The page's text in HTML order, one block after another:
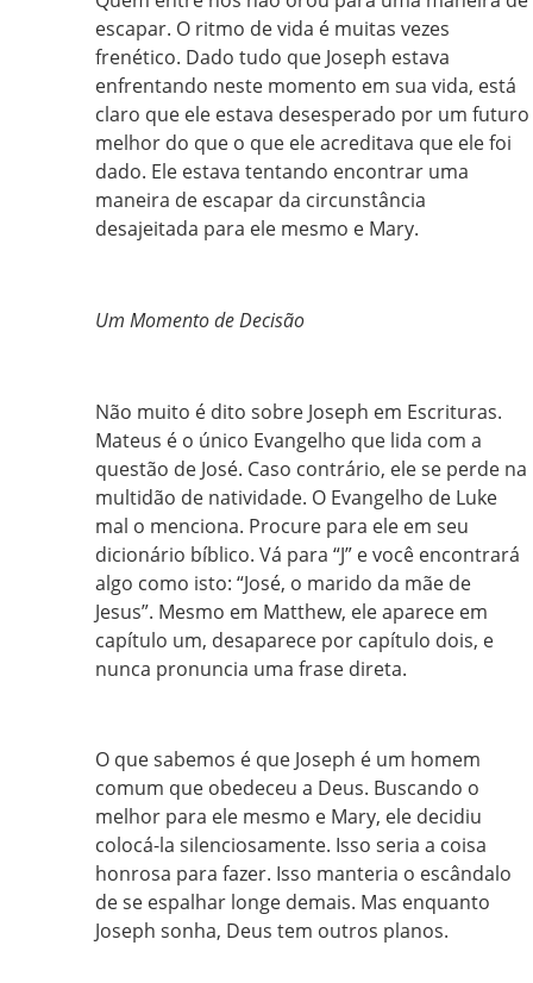
escapar. O ritmo de vida é muitas vezes
frenético. Dado tudo que Joseph estava
enfrentando neste momento em sua vida, está
claro que ele estava desesperado por um futuro
melhor do que o que ele acreditava que ele foi
dado. Ele estava tentando encontrar uma
maneira de escapar da circunstância
desajeitada para ele mesmo e Mary.
Um Momento de Decisão
Não muito é dito sobre Joseph em Escrituras.
Mateus é o único Evangelho que lida com a
questão de José. Caso contrário, ele se perde na
multidão de natividade. O Evangelho de Luke
mal o menciona. Procure para ele em seu
dicionário bíblico. Vá para “J” e você encontrará
algo como isto: “José, o marido da mãe de
Jesus”. Mesmo em Matthew, ele aparece em
capítulo um, desaparece por capítulo dois, e
nunca pronuncia uma frase direta.
O que sabemos é que Joseph é um homem
comum que obedeceu a Deus. Buscando o
melhor para ele mesmo e Mary, ele decidiu
colocá-la silenciosamente. Isso seria a coisa
honrosa para fazer. Isso manteria o escândalo
de se espalhar longe demais. Mas enquanto
Joseph sonha, Deus tem outros planos.